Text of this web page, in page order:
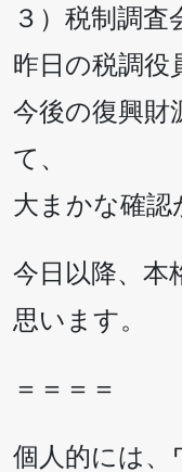
３）税制調査
昨日の税調役
今後の復興財
て、
大まかな確認
今日以降、本
思います。
＝＝＝＝
個人的には、